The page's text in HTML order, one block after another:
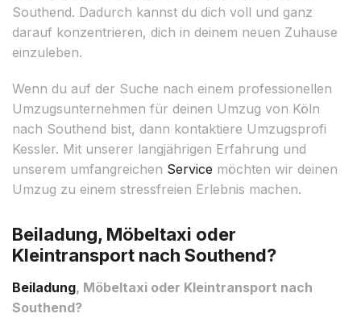
Southend. Dadurch kannst du dich voll und ganz
darauf konzentrieren, dich in deinem neuen Zuhause
einzuleben.
Wenn du auf der Suche nach einem professionellen
Umzugsunternehmen für deinen Umzug von Köln
nach Southend bist, dann kontaktiere Umzugsprofi
Kessler. Mit unserer langjährigen Erfahrung und
unserem umfangreichen Service möchten wir deinen
Umzug zu einem stressfreien Erlebnis machen.
Beiladung, Möbeltaxi oder
Kleintransport nach Southend?
Beiladung, Möbeltaxi oder Kleintransport nach
Southend?